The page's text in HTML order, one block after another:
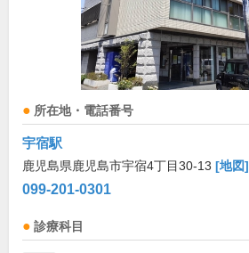
所在地・電話番号
宇宿駅
鹿児島県鹿児島市宇宿4丁目30-13 [地図]
099-201-0301
診療科目